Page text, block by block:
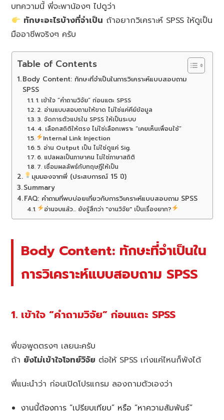
บทความนี้ พี่จะพาน้องๆ ไปดูว่า
ทักษะอะไรบ้างที่จำเป็น ถ้าอยากวิเคราะห์ SPSS ให้ดูเป็น
มืออาชีพจริงๆ ครับ
Table of Contents
Body Content: ทักษะที่จำเป็นในการวิเคราะห์แบบสอบถาม
SPSS
1. เข้าใจ “คำถามวิจัย” ก่อนแตะ SPSS
2. อ่านแบบสอบถามให้ขาด ไม่ใช่แค่คีย์ข้อมูล
3. จัดการตัวแปรใน SPSS ให้เป็นระบบ
4. เลือกสถิติให้ตรง ไม่ใช่เลือกเพราะ “เคยเห็นเพื่อนใช้”
Internal Link Injection
5. อ่าน Output เป็น ไม่ใช่ดูแค่ Sig.
6. แปลผลเป็นภาษาคน ไม่ใช่ภาษาสถิติ
7. เชื่อมผลลัพธ์กับทฤษฎีให้เป็น
มุมมองจากพี่ (ประสบการณ์ 15 ปี)
Summary
FAQ: คำถามที่พบบ่อยเกี่ยวกับการวิเคราะห์แบบสอบถาม SPSS
อ่านจบแล้ว... ยังรู้สึกว่า "งานวิจัย" เป็นเรื่องยาก?
Body Content: ทักษะที่จำเป็นใน
การวิเคราะห์แบบสอบถาม SPSS
1. เข้าใจ “คำถามวิจัย” ก่อนแตะ SPSS
พี่ขอพูดตรงๆ เลยนะครับ
ถ้า ยังไม่เข้าใจโจทย์วิจัย ต่อให้ SPSS เก่งแค่ไหนก็พังได้
พี่แนะนำว่า ก่อนเปิดโปรแกรม ลองถามตัวเองว่า
งานนี้ต้องการ “เปรียบเทียบ” หรือ “หาความสัมพันธ์”